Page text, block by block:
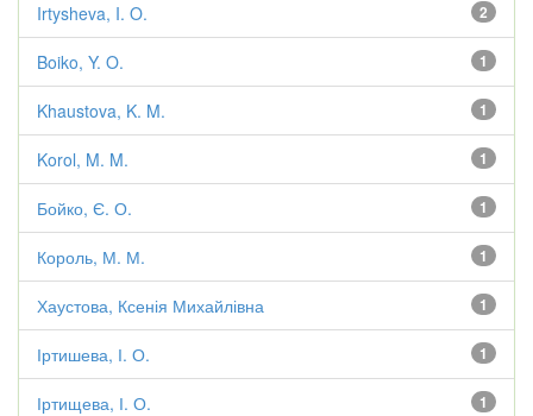
2
Irtysheva, I. O.
1
Boiko, Y. O.
1
Khaustova, K. M.
1
Korol, M. M.
1
Бойко, Є. О.
1
Король, М. М.
1
Хаустова, Ксенія Михайлівна
1
Іртишева, І. О.
1
Іртищева, І. О.